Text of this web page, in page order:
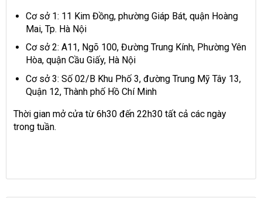
Cơ sở 1: 11 Kim Đồng, phường Giáp Bát, quận Hoàng
Mai, Tp. Hà Nội
Cơ sở 2: A11, Ngõ 100, Đường Trung Kính, Phường Yên
Hòa, quận Cầu Giấy, Hà Nội
Cơ sở 3: Số 02/B Khu Phố 3, đường Trung Mỹ Tây 13,
Quận 12, Thành phố Hồ Chí Minh
Thời gian mở cửa từ 6h30 đến 22h30 tất cả các ngày
trong tuần.